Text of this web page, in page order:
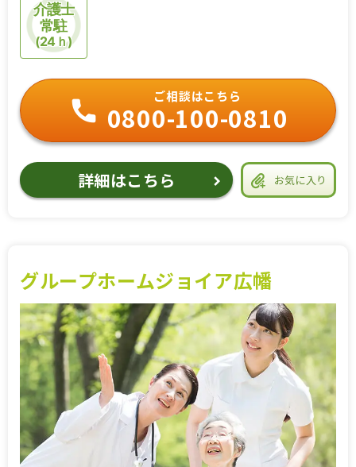
介護士
常駐
(24ｈ)
お気に入り
ご相談はこちら
0800-100-0810
詳細はこちら
グループホームジョイア広幡